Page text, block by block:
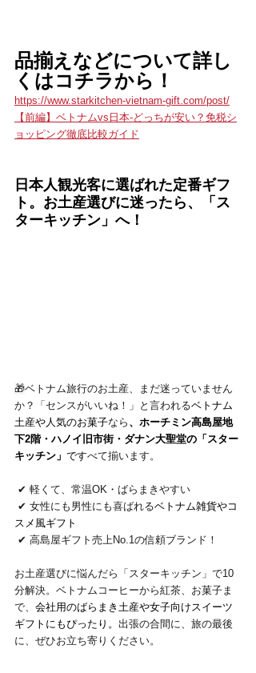
品揃えなどについて詳し
くはコチラから！
https://www.starkitchen-vietnam-gift.com/post/
【前編】ベトナムvs日本-どっちが安い？免税シ
ョッピング徹底比較ガイド
日本人観光客に選ばれた定番ギフ
ト。お土産選びに迷ったら、「ス
ターキッチン」へ！
🎁ベトナム旅行のお土産、まだ迷っていません
か？「センスがいいね！」と言われるベトナム
土産や人気のお菓子なら 、ホーチミン高島屋地
下2階・ハノイ旧市街・ダナン大聖堂の「スター
キッチン」 ですべて揃います。
✔ 軽くて、常温OK・ばらまきやすい
✔ 女性にも男性にも喜ばれるベトナム雑貨やコ
スメ風ギフト
✔ 高島屋ギフト売上No.1の信頼ブランド！
お土産選びに悩んだら「スターキッチン」で10
分解決。ベトナムコーヒーから紅茶、お菓子ま
で、 会社用のばらまき土産や女子向けスイーツ
ギフトにもぴったり。 出張の合間に、旅の最後
に、ぜひお立ち寄りください。